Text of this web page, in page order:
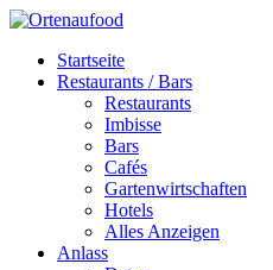
Startseite
Restaurants / Bars
Restaurants
Imbisse
Bars
Cafés
Gartenwirtschaften
Hotels
Alles Anzeigen
Anlass